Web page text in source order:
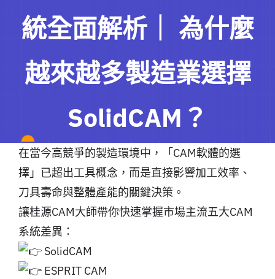
統全面解析｜ 為什麼
越來越多製造業選擇
SolidCAM？
在當今高競爭的製造環境中，「CAM軟體的選
擇」已超出工具概念，而是直接影響加工效率、
刀具壽命與整體產能的關鍵決策。
讓桂源CAM大師帶你快速掌握市場主流五大CAM
系統差異：
SolidCAM
ESPRIT CAM